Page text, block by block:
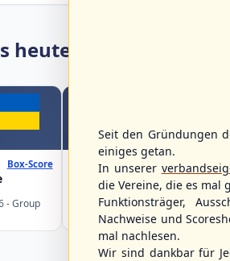
heute
Box-Score
- Group
WBSC Europe
08:00 Uhr(€) Box-
Croatia vs. Greece
U-23 Baseball European
Championship B Pool 2026 - Group
Seit den Gründungen
einiges getan.
In unserer
die Vereine, die es mal
Funktionsträger,
Nachweise und
mal nachlesen.
Wir sind dankbar für